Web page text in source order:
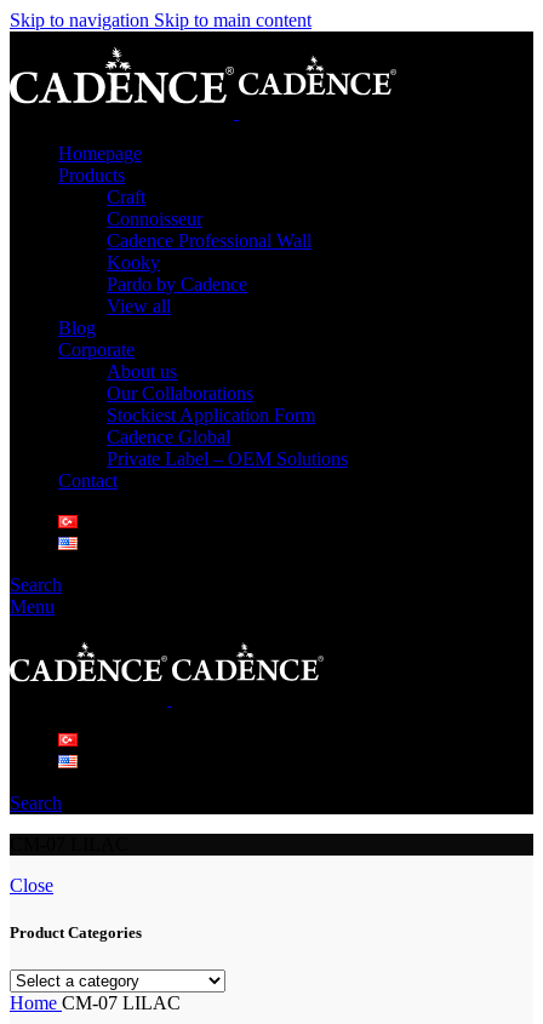
Skip to navigation Skip to main content
Homepage
Products
Craft
Connoisseur
Cadence Professional Wall
Kooky
Pardo by Cadence
View all
Blog
Corporate
About us
Our Collaborations
Stockiest Application Form
Cadence Global
Private Label – OEM Solutions
Contact
Search
Menu
Search
Close
Product Categories
Home CM-07 LILAC